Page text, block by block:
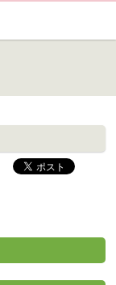
や観光協会会員情報